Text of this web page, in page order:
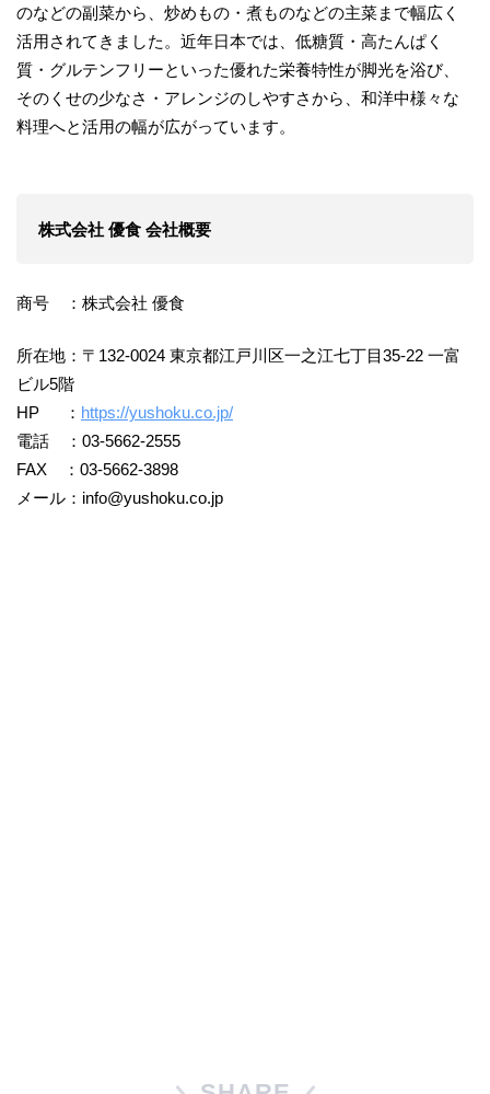
のなどの副菜から、炒めもの・煮ものなどの主菜まで幅広く
活用されてきました。近年日本では、低糖質・高たんぱく
質・グルテンフリーといった優れた栄養特性が脚光を浴び、
そのくせの少なさ・アレンジのしやすさから、和洋中様々な
料理へと活用の幅が広がっています。
株式会社 優食 会社概要
商号 ：株式会社 優食
所在地：〒132-0024 東京都江戸川区一之江七丁目35-22 一富
ビル5階
HP ： https://yushoku.co.jp/
電話 ：03-5662-2555
FAX ：03-5662-3898
メール：info@yushoku.co.jp